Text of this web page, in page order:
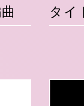
タイ